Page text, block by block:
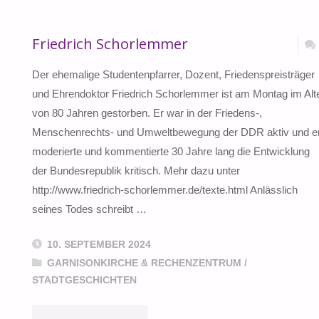
Friedrich Schorlemmer
Der ehemalige Studentenpfarrer, Dozent, Friedenspreisträger
und Ehrendoktor Friedrich Schorlemmer ist am Montag im
von 80 Jahren gestorben. Er war in der Friedens-,
Menschenrechts- und Umweltbewegung der DDR aktiv und
moderierte und kommentierte 30 Jahre lang die Entwicklung
der Bundesrepublik kritisch. Mehr dazu unter
http://www.friedrich-schorlemmer.de/texte.html Anlässlich
seines Todes schreibt …
10. SEPTEMBER 2024
GARNISONKIRCHE & RECHENZENTRUM /
STADTGESCHICHTEN